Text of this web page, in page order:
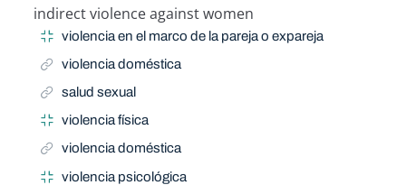
indirect violence against women
Narrow Term
violencia en el marco de la pareja o expareja
violencia doméstica
salud sexual
violencia física
violencia doméstica
violencia psicológica